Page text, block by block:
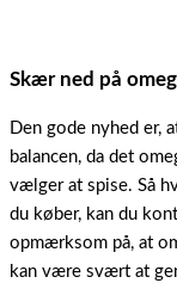
Skær ned på
Den gode nyhed er,
balancen, da det
vælger at spise. Så
du køber, kan du
opmærksom på, at
kan være svært at